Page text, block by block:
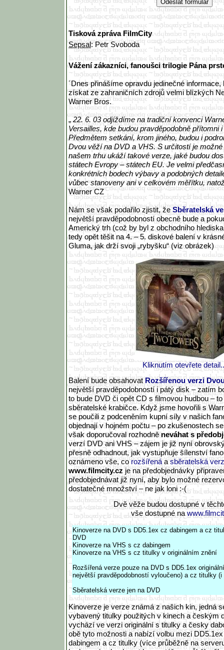
Tisková zpráva FilmCity
Sepsal: Petr Svoboda
Vážení zákazníci, fanoušci trilogie Pána
´Dnes přinášíme opravdu jedinečné
získat ze zahraničních zdrojů velmi blízkých
Warner Bros.
„22. 6. 03 odjíždíme na tradiční konvenci
Versailles, kde budou pravděpodobně přítomni
Předmětem setkání, krom jiného, budou i
Dvou věží na DVD a VHS. S určitostí je
našem trhu ukáží takové verze, jaké budou
státech Evropy – státech EU. Je velmi
konkrétních bodech výbavy a podobných
vůbec stanoveny ani v celkovém měřítku,
Warner CZ
Nám se však podařilo zjistit, žeSběratelská
největší pravděpodobností obecně bude a
Americký trh (což by byl z obchodního
tedy opět těšit na 4. – 5. diskové balení v
Gluma, jak drží svoji „rybyšku“ (viz obrázek)
Kliknutím otevřete
Balení bude obsahovatRozšířenou verzi
největší pravděpodobností i pátý disk – zatím
to bude DVD či opět CD s filmovou hudbou –
sběratelské krabičce. Když jsme hovořili s
se poučili z podceněním kupní síly v našich
objednají v hojném počtu – po zkušenostech
však doporučoval rozhodněneváhat s
verzí DVD ani VHS – zájem je již nyní
přesně odhadnout, jak vystupňuje šílenství
oznámeno vše, corozšířenáasběratelská
www.filmcity.czje na předobjednávky
předobjednávat již nyní, aby bylo možné
dostatečné množství – ne jak loni :-(
Dvě věže budou dostupné v
vše dostupné na
Kinoverze na DVD s DD5.1ex cz dabingem a cz
DVD
Kinoverze na VHS s cz dabingem
Kinoverze na VHS s cz titulky v originálním znění
Rozšířená verze pouze na DVD s DD5.1ex
největší pravděpodobností vyloučeno) a cz titulky
Sběratelská verze jen na DVD
Kinoverze je verze známá z našich kin, jedná
vybavený titulky použitých v kinech a českým
vychází ve verzi originální s titulky a česky
obě tyto možnosti a nabízí volbu mezi
dabingem a cz titulky (více průběžně na